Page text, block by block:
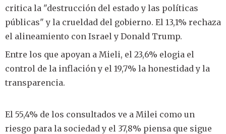
critica la "destrucción del estado y las políticas
públicas" y la crueldad del gobierno. El 13,1% rechaza
el alineamiento con Israel y Donald Trump.
Entre los que apoyan a Mieli, el 23,6% elogia el
control de la inflación y el 19,7% la honestidad y la
transparencia.
El 55,4% de los consultados ve a Milei como un
riesgo para la sociedad y el 37,8% piensa que sigue